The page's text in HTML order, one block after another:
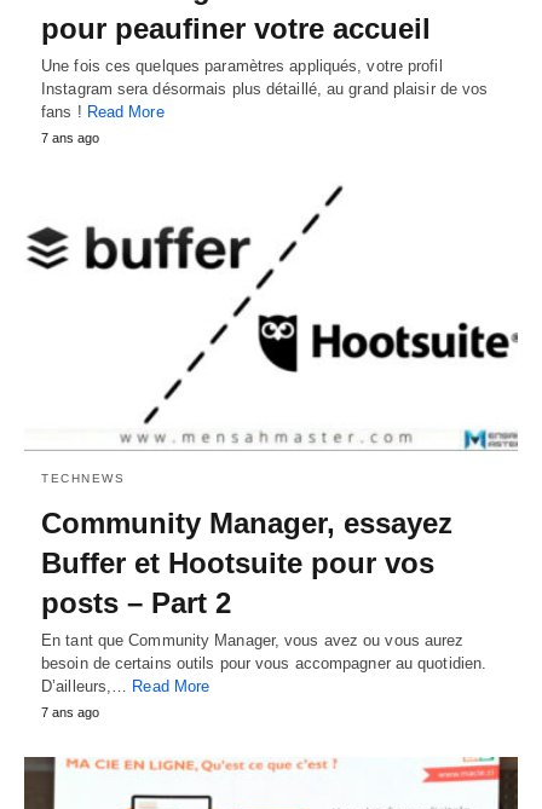
pour peaufiner votre accueil
Une fois ces quelques paramètres appliqués, votre profil
Instagram sera désormais plus détaillé, au grand plaisir de vos
fans ! Read More
7 ans ago
TECHNEWS
Community Manager, essayez
Buffer et Hootsuite pour vos
posts – Part 2
En tant que Community Manager, vous avez ou vous aurez
besoin de certains outils pour vous accompagner au quotidien.
D’ailleurs,… Read More
7 ans ago